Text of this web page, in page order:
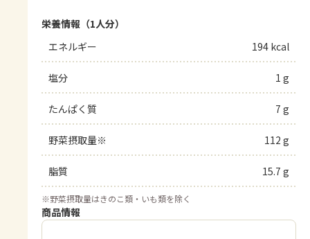
栄養情報（1人分）
エネルギー
194 kcal
塩分 1 g
たんぱく質 7 g
野菜摂取量※ 112 g
脂質 15.7 g
※野菜摂取量はきのこ類・いも類を除く
商品情報